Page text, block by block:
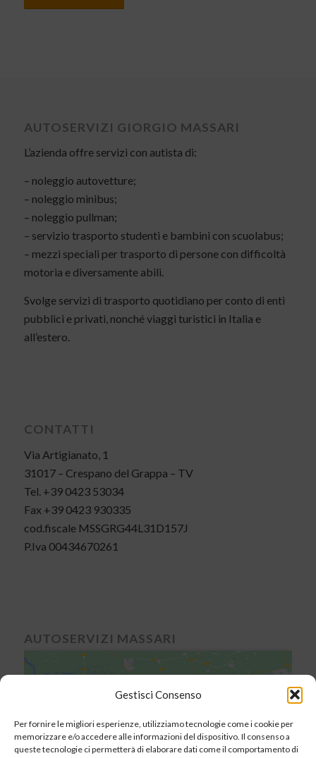
Gestisci Consenso
Per fornire le migliori esperienze, utilizziamo tecnologie come i cookie per
memorizzare e/o accedere alle informazioni del dispositivo. Il consenso a
queste tecnologie ci permetterà di elaborare dati come il comportamento di
AUTOSERVIZI GIORGIO MASSARI
L’azienda offre servizi con autista di:
– noleggio autovetture;
– noleggio minibus;
– noleggio pullman;
– servizio trasporto studenti e bambini con scuolabus;
– mezzi speciali per trasporto di persone con difficoltà
motoria e diversamente abili.
Svolge servizi di trasporto quotidiano per conto di enti
pubblici e privati, nonché viaggi turistici in Italia e
all’estero.
CONTATTI
Via Artigianato, 1
31017 – Crespano del Grappa – TV
Tel. +39 0423 53034
Fax +39 0423 930335
cod.fiscale MSSGRG44L31D157J
P.Iva 00434670261
AUTOSERVIZI MASSARI
Fai clic su "Accetto" per abilitare Google
maps
Cookie Policy